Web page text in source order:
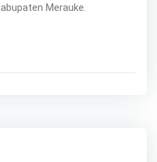
Merauke.